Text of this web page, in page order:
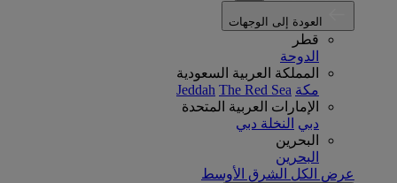
قطر
الدوحة
المملكة العربية السعودية
مكة
Jeddah The Red Sea
الإمارات العربية المتحدة
دبي النخلة دبي
البحرين
البحرين
عرض الكل الشرق الأوسط